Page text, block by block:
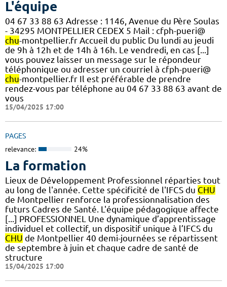
L'équipe
04 67 33 88 63 Adresse : 1146, Avenue du Père Soulas
- 34295 MONTPELLIER CEDEX 5 Mail : cfph-pueri@
chu-montpellier.fr Accueil du public Du lundi au jeudi
de 9h à 12h et de 14h à 16h. Le vendredi, en cas [...]
vous pouvez laisser un message sur le répondeur
téléphonique ou adresser un courriel à cfph-pueri@
chu-montpellier.fr Il est préférable de prendre
rendez-vous par téléphone au 04 67 33 88 63 avant de
vous
15/04/2025 17:00
PAGES
relevance: 24%
La formation
Lieux de Développement Professionnel réparties tout
au long de l'année. Cette spécificité de l'IFCS du CHU
de Montpellier renforce la professionnalisation des
futurs Cadres de Santé. L'équipe pédagogique affecte
[...] PROFESSIONNEL Une dynamique d’apprentissage
individuel et collectif, un dispositif unique à l’IFCS du
CHU de Montpellier 40 demi-journées se répartissent
de septembre à juin et chaque cadre de santé de
structure
15/04/2025 17:00